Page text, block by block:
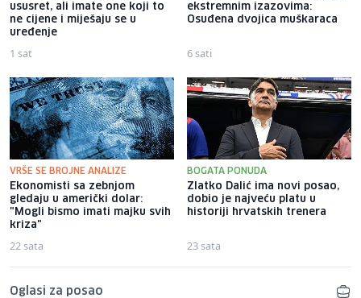
ususret, ali imate one koji to
ne cijene i miješaju se u
uređenje
1 sat
ekstremnim izazovima:
Osuđena dvojica muškaraca
6 sati
VRŠE SE BROJNE ANALIZE
Ekonomisti sa zebnjom
gledaju u američki dolar:
"Mogli bismo imati majku svih
kriza"
22 sata
BOGATA PONUDA
Zlatko Dalić ima novi posao,
dobio je najveću platu u
historiji hrvatskih trenera
23 sata
Oglasi za posao